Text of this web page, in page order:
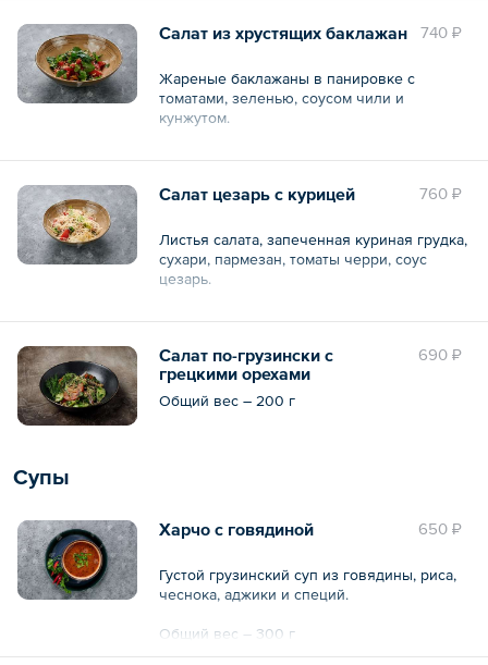
740 ₽
Салат из хрустящих баклажан
Жареные баклажаны в панировке с
томатами, зеленью, соусом чили и
кунжутом.
Общий вес – 240 г
760 ₽
Салат цезарь с курицей
Листья салата, запеченная куриная грудка,
сухари, пармезан, томаты черри, соус
цезарь.
Общий вес – 210 г
690 ₽
Салат по-грузински с
грецкими орехами
Общий вес – 200 г
Супы
650 ₽
Харчо с говядиной
Густой грузинский суп из говядины, риса,
чеснока, аджики и специй.
Общий вес – 300 г